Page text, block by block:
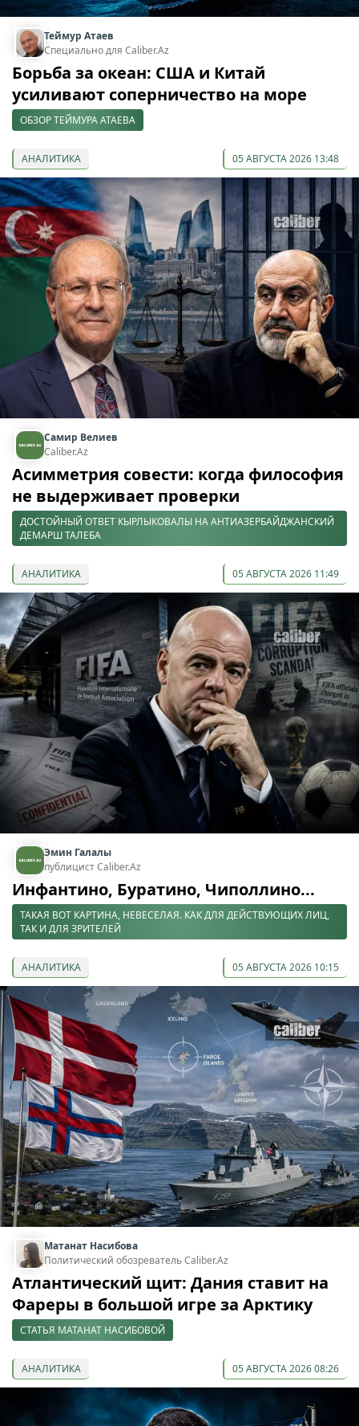
Теймур Атаев
Специально для Caliber.Az
Борьба за океан: США и Китай
усиливают соперничество на море
ОБЗОР ТЕЙМУРА АТАЕВА
АНАЛИТИКА 05 АВГУСТА 2026 13:48
Самир Велиев
Caliber.Az
Асимметрия совести: когда философия
не выдерживает проверки
ДОСТОЙНЫЙ ОТВЕТ КЫРЛЫКОВАЛЫ НА АНТИАЗЕРБАЙДЖАНСКИЙ
ДЕМАРШ ТАЛЕБА
АНАЛИТИКА 05 АВГУСТА 2026 11:49
Эмин Галалы
публицист Caliber.Az
Инфантино, Буратино, Чиполлино...
ТАКАЯ ВОТ КАРТИНА, НЕВЕСЕЛАЯ. КАК ДЛЯ ДЕЙСТВУЮЩИХ ЛИЦ,
ТАК И ДЛЯ ЗРИТЕЛЕЙ
АНАЛИТИКА 05 АВГУСТА 2026 10:15
Матанат Насибова
Политический обозреватель Caliber.Az
Атлантический щит: Дания ставит на
Фареры в большой игре за Арктику
СТАТЬЯ МАТАНАТ НАСИБОВОЙ
АНАЛИТИКА 05 АВГУСТА 2026 08:26